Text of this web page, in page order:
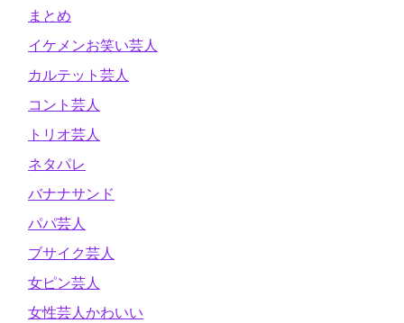
まとめ
イケメンお笑い芸人
カルテット芸人
コント芸人
トリオ芸人
ネタパレ
バナナサンド
パパ芸人
ブサイク芸人
女ピン芸人
女性芸人かわいい